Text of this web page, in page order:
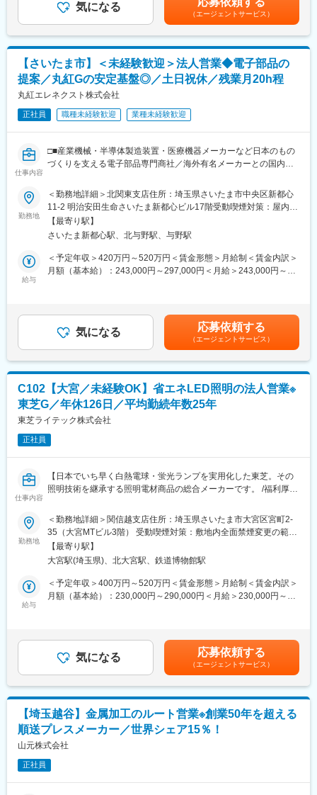
字セル(点字表示部)は、海外からも広く信頼いただいており、世界
の多くの点字ディスプレイメーカーにご提供しており、世界トッ
プシェアを誇っております◎国内でも郵便局のATMにご採用いた
だいております。
（2）ソレノイド事業：創業から培ってきた生産技術と国内生産に
こだわった高品質製品を量産しております。「電気」・「ソフ
ト」・「制御技術」の他、機構のノウハウも保有しており、ソレ
ノイドを含む、周辺機構の提供も可能です。
・ソレノイド：タキゲン製造株式会社・フルタイムシステム
・点字セル：HUMANWARE・SELVAS
変更の範囲：会社の定める業務
ど）
・経理処理や分析業務（小口管理・発注業務・PL分析など）
■入社後の研修制度
入社後はまずサイエンスラボの授業を実践していただけるよう、
先輩社員の授業見学や模擬授業を重ね、安心して授業を担当いた
お任せしたいと考えていますので、授業だけでなく生徒募集や数
値管理なども学んでいただきます。
（1）初期研修 ※2週間程度
【前半】会社理念、教務システム、入試事情、コンプライアン
【後半】授業（個別・グループ）の事前準備、見学、模擬授業・
面談・電話対応（ロープレ形式）など
※サイエンスラボの社員は理科や実験の形式で参加します。
初期研修と並行して、配属先の教室での現場研修も進められま
す。
当社は、令和8年12月25日までに施行予定の学校設置者等及び民
間教育保育等事業者による児童対象性暴力等の防止等のための措
置に関する法律（令和6年法律第69号）に基づく認定申請を行う
予定です。採用条件として「特定性犯罪の前科がないこと」を定
めていますので、選考過程で誓約書等により前科の有無を確認い
たします。また、認定された場合は、法に基づく犯罪事実確認を
行います。特定性犯罪の前科がある場合、または法の定める手続
きにご協力いただけない場合には、本業務に従事することは出来
ません。
変更の範囲：会社の定める業務
給(月額)は固定手当を含めた表記です。
気になる
（エージェントサービス）
【さいたま市】＜未経験歓迎＞法人営業◆電子部品の
提案／丸紅Gの安定基盤◎／土日祝休／残業月20h程
丸紅エレネクスト株式会社
正社員 職種未経験歓迎 業種未経験歓迎
仕事内容
□■産業機械・半導体製造装置・医療機器メーカーなど日本のもの
づくりを支える電子部品専門商社／海外有名メーカーとの国内独
■業務内容
当社が取り扱う電子部品（主にコネクタ製品）を、産業機械メー
カーや半導体製造装置メーカーをはじめとする法人顧客へ提案し
ていただく営業職です。
既存顧客との関係構築を中心に、お客様の設計・開発・生産部門
へアプローチし、課題やニーズに応じた製品提案を行います。
※業界知識や製品知識は入社後に習得いただけますのでご安心くだ
■具体的には
設計部門や生産部門へ定期訪問し、生産状況や開発計画、課題な
どをヒアリング。信頼関係を構築しながら、新規ニーズの発掘・
・医療機器メーカー ・家電メーカー ・自動車、船舶関連メーカー
【商材】 ・コネクタ製品を中心とした電子部品 ・海外有名メーカ
ー製品 ・国内独占販売製品
※営業エリアは関東中心 ※出張を伴う営業活動あり ※経験や習得状
■入社後のフォロー体制
業界・製品知識だけでなく、提案方法や顧客との関係構築につい
ても実務を通じて習得可能です。早い方では3か月程度で顧客を担
■当社で活躍する人材
・主体的に考え行動できる方 ・お客様との信頼関係構築を大切に
できる方 ・裁量ある環境で営業力を高めたい方
活動できる環境です。
【独自性の高い商材】 海外有名メーカーとの国内独占契約製品を
取り扱っており、お客様へ付加価値の高い提案ができます。
【景気変動に強い事業基盤】 産業機械・半導体・医療機器・自動
車など幅広い業界と取引しているため、特定業界の景況に左右さ
れにくいことが特徴です。
■当社の今後
株式会社ソルトンとの統合により製品ラインナップが拡充。今後
も多様な業界のお客様へ最適な提案を行いながら、さらなる事業
成長を目指していきます。
勤務地
＜勤務地詳細＞北関東支店住所：埼玉県さいたま市中央区新都心
11‐2 明治安田生命さいたま新都心ビル17階受動喫煙対策：屋内全
面禁煙変更の範囲：会社の定める事業所
【最寄り駅】
さいたま新都心駅、北与野駅、与野駅
給与
＜予定年収＞420万円～520万円＜賃金形態＞月給制＜賃金内訳＞
月額（基本給）：243,000円～297,000円＜月給＞243,000円～
ます。月給(月額)は固定手当を含めた表記です。
気になる 応募依頼する
（エージェントサービス）
C102【大宮／未経験OK】省エネLED照明の法人営業※
東芝G／年休126日／平均勤続年数25年
東芝ライテック株式会社
正社員
仕事内容
【日本でいち早く白熱電球・蛍光ランプを実用化した東芝。その
照明技術を継承する照明電材商品の総合メーカーです。 /福利厚生
制度有り】
照明商品で業界トップクラスのシェアを誇る当社にて、LED照明
を中心に既存のお客様への提案営業、販売活動をお任せします。
■業務詳細：
代理店と連携し新築やリニューアルの受注を目指した営業活動が
中心です。
・製品：照明器具、照明制御、舞台照明、電設資材商品など
・既存顧客を中心に新商品／重点商品のPR・普及活動を行い市場
へ定着を図り、関係部へ情報を共有しより良い商品作りを支援し
ます
■入社後：
入社後、1‐2か月は商品を覚える座学から始め、まずは見積書作成
営業に同行し業務を覚えて行って頂きます。個人のペースに合わ
せしっかりと教えて行きますので、未経験の方でもご安心くださ
勤務地
＜勤務地詳細＞関信越支店住所：埼玉県さいたま市大宮区宮町2-
35（大宮MTビル3階） 受動喫煙対策：敷地内全面禁煙変更の範
囲：会社の定める事業所（リモートワーク含む）
【最寄り駅】
大宮駅(埼玉県)、北大宮駅、鉄道博物館駅
給与
＜予定年収＞400万円～520万円＜賃金形態＞月給制＜賃金内訳＞
月額（基本給）：230,000円～290,000円＜月給＞230,000円～
昇給：年1回（7月）■賞与：年2回（7月、12月）■残業時間：残業
時間に応じて別途支給賃金はあくまでも目安の金額であり、選考
を通じて上下する可能性があります。月給(月額)は固定手当を含め
た表記です。
気になる 応募依頼する
（エージェントサービス）
【埼玉越谷】金属加工のルート営業※創業50年を超える
順送プレスメーカー／世界シェア15％！
山元株式会社
正社員